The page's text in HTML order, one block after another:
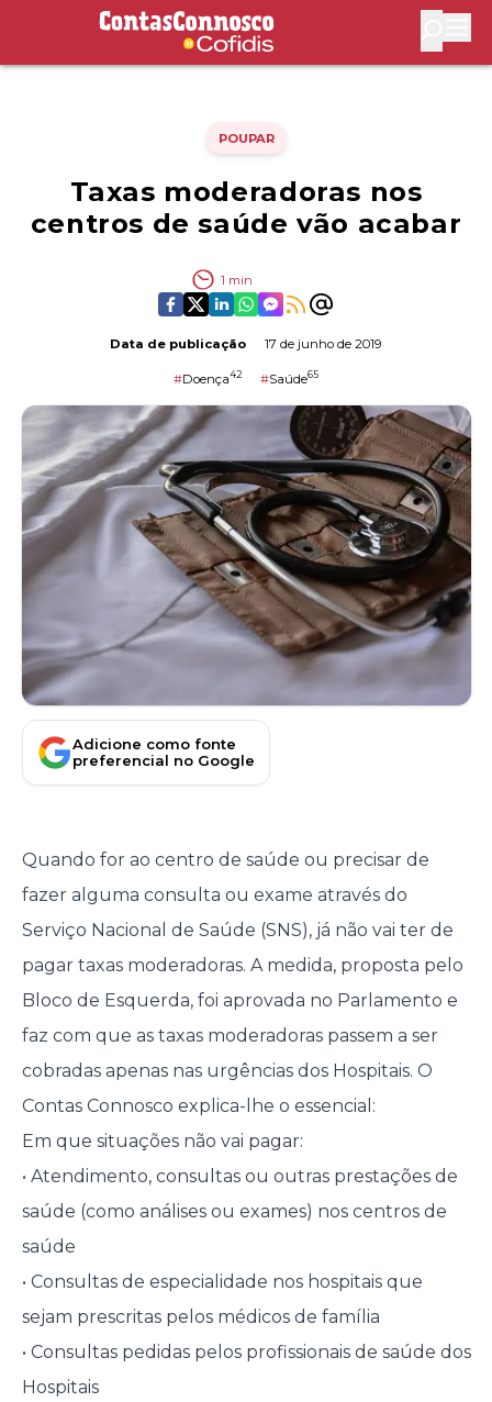
Contas Connosco by Cofidis
POUPAR
Taxas moderadoras nos
centros de saúde vão acabar
1 min
Data de publicação 17 de junho de 2019
#Doença42 #Saúde65
Adicione como fonte
preferencial no Google
Quando for ao centro de saúde ou precisar de
fazer alguma consulta ou exame através do
Serviço Nacional de Saúde (SNS), já não vai ter de
pagar taxas moderadoras. A medida, proposta pelo
Bloco de Esquerda, foi aprovada no Parlamento e
faz com que as taxas moderadoras passem a ser
cobradas apenas nas urgências dos Hospitais. O
Contas Connosco explica-lhe o essencial:
Em que situações não vai pagar:
• Atendimento, consultas ou outras prestações de
saúde (como análises ou exames) nos centros de
saúde
• Consultas de especialidade nos hospitais que
sejam prescritas pelos médicos de família
• Consultas pedidas pelos profissionais de saúde dos
Hospitais